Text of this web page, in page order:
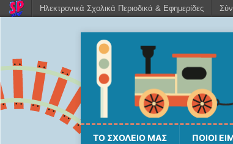
ΤΟ ΣΧΟΛΕΙΟ ΜΑΣ ΠΟΙΟΙ
Ηλεκτρονικά Σχολικά Περιοδικά & Εφημερίδες